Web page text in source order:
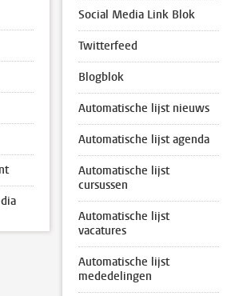
Social Media Link Blok
Twitterfeed
Blogblok
Automatische lijst nieuws
Automatische lijst agenda
Automatische lijst
cursussen
Automatische lijst
vacatures
Automatische lijst
mededelingen